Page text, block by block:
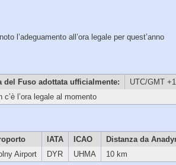
l’adeguamento all’ora legale per quest’anno
del Fuso adottata ufficialmente:
UTC/GMT
c’è l’ora legale al momento
IATA ICAO
Distanza da
Airport
DYR UHMA 10 km